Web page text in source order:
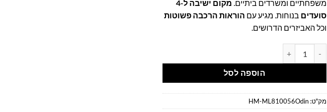
משפחתיים ומשרדים ביתיים.
מקום ישיבה ל-4
סועדים בנוחות. מגיע עם הוראות הרכבה פשוטות
וכל האביזרים הדרושים.
הוספה לסל
מק"ט: HM-ML810056Odin